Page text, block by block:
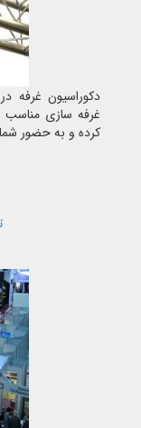
دکوراسیون غرفه
غرفه سازی مناسب
کرده و به حضور